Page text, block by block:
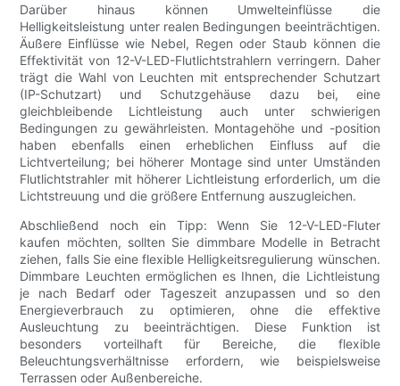
Darüber hinaus können Umwelteinflüsse die
Helligkeitsleistung unter realen Bedingungen beeinträchtigen.
Äußere Einflüsse wie Nebel, Regen oder Staub können die
Effektivität von 12-V-LED-Flutlichtstrahlern verringern. Daher
trägt die Wahl von Leuchten mit entsprechender Schutzart
(IP-Schutzart) und Schutzgehäuse dazu bei, eine
gleichbleibende Lichtleistung auch unter schwierigen
Bedingungen zu gewährleisten. Montagehöhe und -position
haben ebenfalls einen erheblichen Einfluss auf die
Lichtverteilung; bei höherer Montage sind unter Umständen
Flutlichtstrahler mit höherer Lichtleistung erforderlich, um die
Lichtstreuung und die größere Entfernung auszugleichen.
Abschließend noch ein Tipp: Wenn Sie 12-V-LED-Fluter
kaufen möchten, sollten Sie dimmbare Modelle in Betracht
ziehen, falls Sie eine flexible Helligkeitsregulierung wünschen.
Dimmbare Leuchten ermöglichen es Ihnen, die Lichtleistung
je nach Bedarf oder Tageszeit anzupassen und so den
Energieverbrauch zu optimieren, ohne die effektive
Ausleuchtung zu beeinträchtigen. Diese Funktion ist
besonders vorteilhaft für Bereiche, die flexible
Beleuchtungsverhältnisse erfordern, wie beispielsweise
Terrassen oder Außenbereiche.